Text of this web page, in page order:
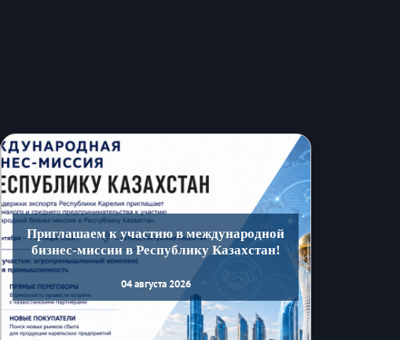
Приглашаем к участию в международной
бизнес-миссии в Республику Казахстан!
04 августа 2026